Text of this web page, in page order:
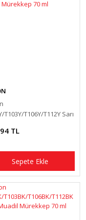
T103Y/T106Y/T112Y Sarı
TL
Sepete Ekle